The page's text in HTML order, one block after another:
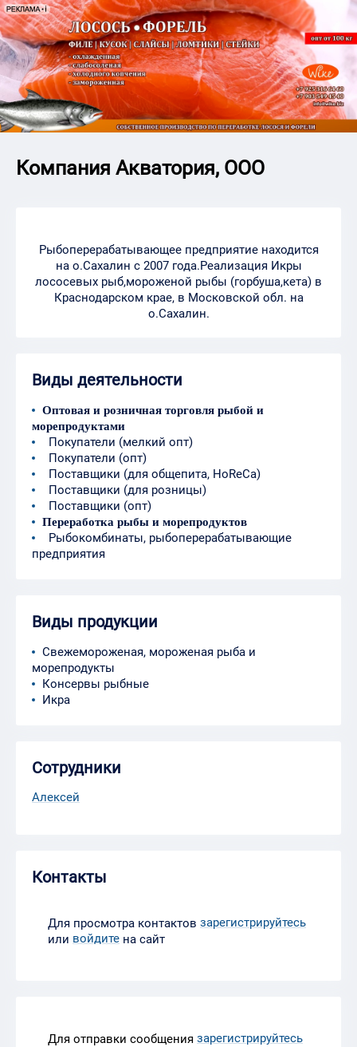
Компания Акватория, ООО
Рыбоперерабатывающее предприятие находится
на о.Сахалин с 2007 года.Реализация Икры
лососевых рыб,мороженой рыбы (горбуша,кета) в
Краснодарском крае, в Московской обл. на
о.Сахалин.
Виды деятельности
Оптовая и розничная торговля рыбой и
морепродуктами
Покупатели (мелкий опт)
Покупатели (опт)
Поставщики (для общепита, HoReCa)
Поставщики (для розницы)
Поставщики (опт)
Переработка рыбы и морепродуктов
Рыбокомбинаты, рыбоперерабатывающие
предприятия
Виды продукции
Свежемороженая, мороженая рыба и
морепродукты
Консервы рыбные
Икра
Сотрудники
Алексей
Контакты
Для просмотра контактов зарегистрируйтесь
или войдите на сайт
Для отправки сообщения зарегистрируйтесь